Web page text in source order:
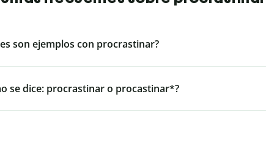
son ejemplos con procrastinar?
se dice: procrastinar o procastinar*?